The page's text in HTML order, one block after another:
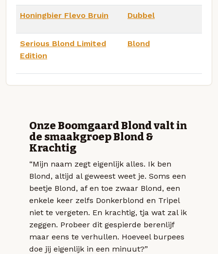
Honingbier Flevo Bruin Dubbel
Serious Blond Limited
Edition
Blond
Onze Boomgaard Blond valt in
de smaakgroep Blond &
Krachtig
“Mijn naam zegt eigenlijk alles. Ik ben
Blond, altijd al geweest weet je. Soms een
beetje Blond, af en toe zwaar Blond, een
enkele keer zelfs Donkerblond en Tripel
niet te vergeten. En krachtig, tja wat zal ik
zeggen. Probeer dit gespierde berenlijf
maar eens te verhullen. Hoeveel burpees
doe jij eigenlijk in een minuut?”